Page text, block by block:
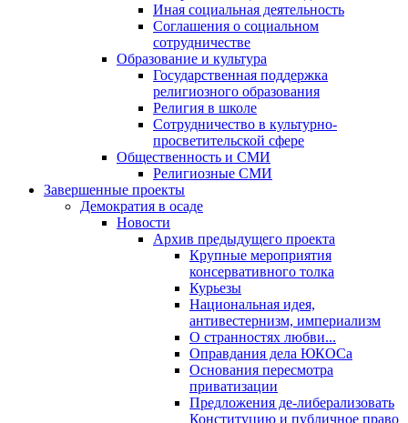
Иная социальная деятельность
Соглашения о социальном
сотрудничестве
Образование и культура
Государственная поддержка
религиозного образования
Религия в школе
Сотрудничество в культурно-
просветительской сфере
Общественность и СМИ
Религиозные СМИ
Завершенные проекты
Демократия в осаде
Новости
Архив предыдущего проекта
Крупные мероприятия
консервативного толка
Курьезы
Национальная идея,
антивестернизм, империализм
О странностях любви...
Оправдания дела ЮКОСа
Основания пересмотра
приватизации
Предложения де-либерализовать
Конституцию и публичное право